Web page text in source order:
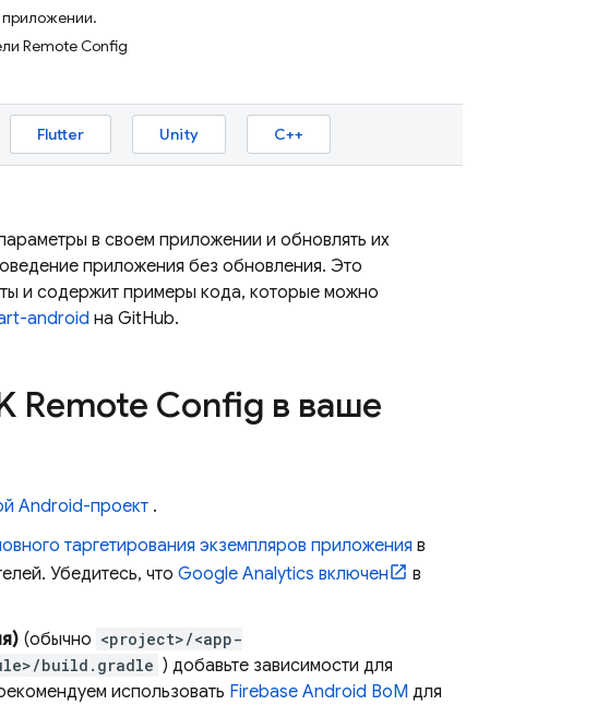
приложении.
Remote Config
Flutter Unity C++
в своем приложении и обновлять их
приложения без обновления. Это
и содержит примеры кода, которые можно
android на GitHub.
Remote Config в ваше
Android-проект .
таргетирования экземпляров приложения в
Убедитесь, что Google Analytics включен
в
(обычно <project>/<app-
build.gradle ) добавьте зависимости для
использовать Firebase Android BoM для